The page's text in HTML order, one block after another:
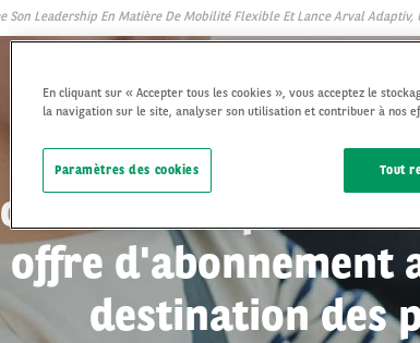
Son Leadership En Matière De Mobilité Flexible Et Lance Arval
leadership en
offre
destination des
En cliquant sur « Accepter tous les cookies », vous acceptez le
la navigation sur le site, analyser son utilisation et contribuer à nos
Tout
Paramètres des cookies